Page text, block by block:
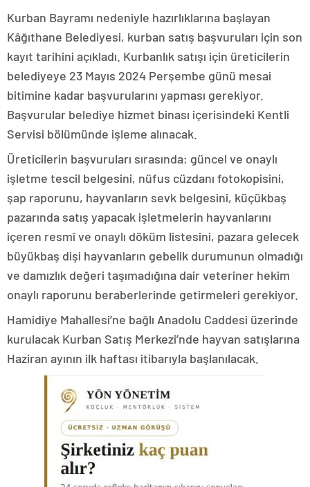
Kurban Bayramı nedeniyle hazırlıklarına başlayan
Kâğıthane Belediyesi, kurban satış başvuruları için son
kayıt tarihini açıkladı. Kurbanlık satışı için üreticilerin
belediyeye 23 Mayıs 2024 Perşembe günü mesai
bitimine kadar başvurularını yapması gerekiyor.
Başvurular belediye hizmet binası içerisindeki Kentli
Servisi bölümünde işleme alınacak.
Üreticilerin başvuruları sırasında; güncel ve onaylı
işletme tescil belgesini, nüfus cüzdanı fotokopisini,
şap raporunu, hayvanların sevk belgesini, küçükbaş
pazarında satış yapacak işletmelerin hayvanlarını
içeren resmî ve onaylı döküm listesini, pazara gelecek
büyükbaş dişi hayvanların gebelik durumunun olmadığı
ve damızlık değeri taşımadığına dair veteriner hekim
onaylı raporunu beraberlerinde getirmeleri gerekiyor.
Hamidiye Mahallesi’ne bağlı Anadolu Caddesi üzerinde
kurulacak Kurban Satış Merkezi’nde hayvan satışlarına
Haziran ayının ilk haftası itibarıyla başlanılacak.